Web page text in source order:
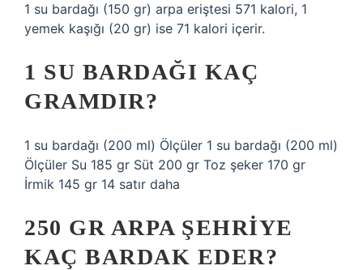
1 su bardağı (150 gr) arpa eriştesi 571 kalori, 1
yemek kaşığı (20 gr) ise 71 kalori içerir.
1 SU BARDAĞI KAÇ
GRAMDIR?
1 su bardağı (200 ml) Ölçüler 1 su bardağı (200 ml)
Ölçüler Su 185 gr Süt 200 gr Toz şeker 170 gr
İrmik 145 gr 14 satır daha
250 GR ARPA ŞEHRIYE
KAÇ BARDAK EDER?